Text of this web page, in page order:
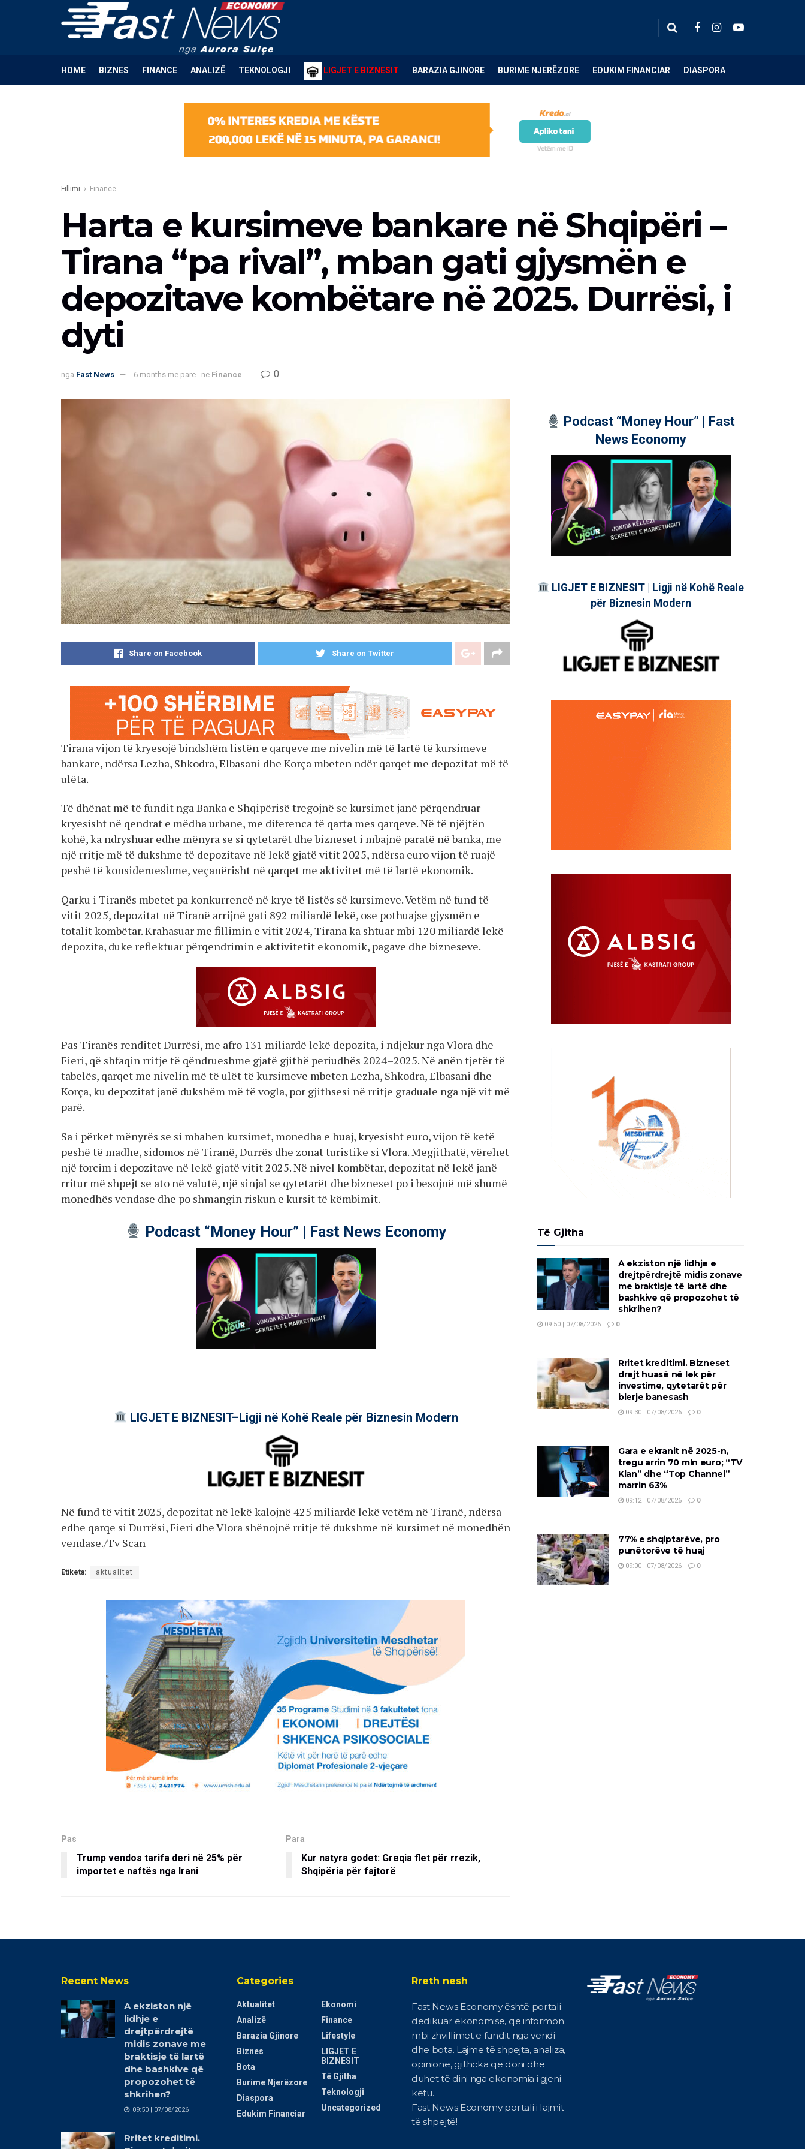
HOME BIZNES FINANCE ANALIZË TEKNOLOGJI LIGJET E BIZNESIT BARAZIA GJINORE BURIME NJERËZORE EDUKIM FINANCIAR DIASPORA
Fillimi Finance
Harta e kursimeve bankare në Shqipëri –
Tirana “pa rival”, mban gati gjysmën e
depozitave kombëtare në 2025. Durrësi, i
dyti
nga Fast News 6 months më parë në Finance 0
Share on Facebook Share on Twitter
Tirana vijon të kryesojë bindshëm listën e qarqeve me nivelin më të lartë të kursimeve
bankare, ndërsa Lezha, Shkodra, Elbasani dhe Korça mbeten ndër qarqet me depozitat më të
ulëta.
Të dhënat më të fundit nga Banka e Shqipërisë tregojnë se kursimet janë përqendruar
kryesisht në qendrat e mëdha urbane, me diferenca të qarta mes qarqeve. Në të njëjtën
kohë, ka ndryshuar edhe mënyra se si qytetarët dhe bizneset i mbajnë paratë në banka, me
një rritje më të dukshme të depozitave në lekë gjatë vitit 2025, ndërsa euro vijon të ruajë
peshë të konsiderueshme, veçanërisht në qarqet me aktivitet më të lartë ekonomik.
Qarku i Tiranës mbetet pa konkurrencë në krye të listës së kursimeve. Vetëm në fund të
vitit 2025, depozitat në Tiranë arrijnë gati 892 miliardë lekë, ose pothuajse gjysmën e
totalit kombëtar. Krahasuar me fillimin e vitit 2024, Tirana ka shtuar mbi 120 miliardë lekë
depozita, duke reflektuar përqendrimin e aktivitetit ekonomik, pagave dhe bizneseve.
Pas Tiranës renditet Durrësi, me afro 131 miliardë lekë depozita, i ndjekur nga Vlora dhe
Fieri, që shfaqin rritje të qëndrueshme gjatë gjithë periudhës 2024–2025. Në anën tjetër të
tabelës, qarqet me nivelin më të ulët të kursimeve mbeten Lezha, Shkodra, Elbasani dhe
Korça, ku depozitat janë dukshëm më të vogla, por gjithsesi në rritje graduale nga një vit më
parë.
Sa i përket mënyrës se si mbahen kursimet, monedha e huaj, kryesisht euro, vijon të ketë
peshë të madhe, sidomos në Tiranë, Durrës dhe zonat turistike si Vlora. Megjithatë, vërehet
një forcim i depozitave në lekë gjatë vitit 2025. Në nivel kombëtar, depozitat në lekë janë
rritur më shpejt se ato në valutë, një sinjal se qytetarët dhe bizneset po i besojnë më shumë
monedhës vendase dhe po shmangin riskun e kursit të këmbimit.
Podcast “Money Hour” | Fast News Economy
LIGJET E BIZNESIT–Ligji në Kohë Reale për Biznesin Modern
Në fund të vitit 2025, depozitat në lekë kalojnë 425 miliardë lekë vetëm në Tiranë, ndërsa
edhe qarqe si Durrësi, Fieri dhe Vlora shënojnë rritje të dukshme në kursimet në monedhën
vendase./Tv Scan
Etiketa: aktualitet
Pas
Trump vendos tarifa deri në 25% për
importet e naftës nga Irani
Para
Kur natyra godet: Greqia flet për rrezik,
Shqipëria për fajtorë
Podcast “Money Hour” | Fast
News Economy
LIGJET E BIZNESIT | Ligji në Kohë Reale
për Biznesin Modern
Të Gjitha
A ekziston një lidhje e
drejtpërdrejtë midis zonave
me braktisje të lartë dhe
bashkive që propozohet të
shkrihen?
09:50 | 07/08/2026 0
Rritet kreditimi. Bizneset
drejt huasë në lek për
investime, qytetarët për
blerje banesash
09:30 | 07/08/2026 0
Gara e ekranit në 2025-n,
tregu arrin 70 mln euro; “TV
Klan” dhe “Top Channel”
marrin 63%
09:12 | 07/08/2026 0
77% e shqiptarëve, pro
punëtorëve të huaj
09:00 | 07/08/2026 0
Recent News
A ekziston një
lidhje e
drejtpërdrejtë
midis zonave me
braktisje të lartë
dhe bashkive që
propozohet të
shkrihen?
09:50 | 07/08/2026
Rritet kreditimi.
Categories
Aktualitet
Analizë
Barazia Gjinore
Biznes
Bota
Burime Njerëzore
Diaspora
Edukim Financiar
Ekonomi
Finance
Lifestyle
LIGJET E
BIZNESIT
Të Gjitha
Teknologji
Uncategorized
Rreth nesh
Fast News Economy është portali
dedikuar ekonomisë, që informon
mbi zhvillimet e fundit nga vendi
dhe bota. Lajme të shpejta, analiza,
opinione, gjithcka që doni dhe
duhet të dini nga ekonomia i gjeni
këtu.
Fast News Economy portali i lajmit
të shpejtë!